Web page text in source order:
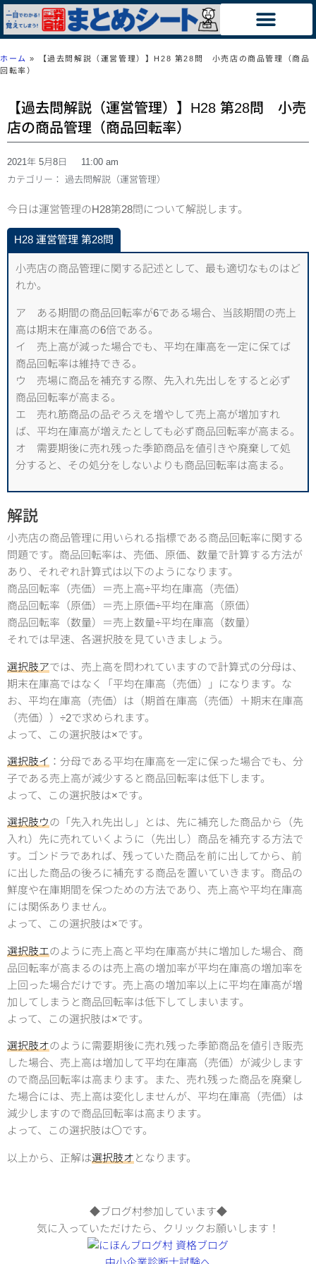
ホーム »
【過去問解説（運営管理）】H28 第28問 小売店の商品管理（商品
回転率）
【過去問解説（運営管理）】H28 第28問 小売
店の商品管理（商品回転率）
2021年 5月8日
11:00 am
カテゴリー： 過去問解説（運営管理）
今日は運営管理のH28第28問について解説します。
H28 運営管理 第28問
小売店の商品管理に関する記述として、最も適切なものはど
れか。
ア ある期間の商品回転率が6である場合、当該期間の売上
高は期末在庫高の6倍である。
イ 売上高が減った場合でも、平均在庫高を一定に保てば
商品回転率は維持できる。
ウ 売場に商品を補充する際、先入れ先出しをすると必ず
商品回転率が高まる。
エ 売れ筋商品の品ぞろえを増やして売上高が増加すれ
ば、平均在庫高が増えたとしても必ず商品回転率が高まる。
オ 需要期後に売れ残った季節商品を値引きや廃棄して処
分すると、その処分をしないよりも商品回転率は高まる。
解説
小売店の商品管理に用いられる指標である商品回転率に関する
問題です。商品回転率は、売価、原価、数量で計算する方法が
あり、それぞれ計算式は以下のようになります。
商品回転率（売価）＝売上高÷平均在庫高（売価）
商品回転率（原価）＝売上原価÷平均在庫高（原価）
商品回転率（数量）＝売上数量÷平均在庫高（数量）
それでは早速、各選択肢を見ていきましょう。
選択肢アでは、売上高を問われていますので計算式の分母は、
期末在庫高ではなく「平均在庫高（売価）」になります。な
お、平均在庫高（売価）は（期首在庫高（売価）＋期末在庫高
（売価））÷2で求められます。
よって、この選択肢は×です。
選択肢イ ：分母である平均在庫高を一定に保った場合でも、分
子である売上高が減少すると商品回転率は低下します。
よって、この選択肢は×です。
選択肢ウの「先入れ先出し」とは、先に補充した商品から（先
入れ）先に売れていくように（先出し）商品を補充する方法で
す。ゴンドラであれば、残っていた商品を前に出してから、前
に出した商品の後ろに補充する商品を置いていきます。商品の
鮮度や在庫期間を保つための方法であり、売上高や平均在庫高
には関係ありません。
よって、この選択肢は×です。
選択肢エのように売上高と平均在庫高が共に増加した場合、商
品回転率が高まるのは売上高の増加率が平均在庫高の増加率を
上回った場合だけです。売上高の増加率以上に平均在庫高が増
加してしまうと商品回転率は低下してしまいます。
よって、この選択肢は×です。
選択肢オのように需要期後に売れ残った季節商品を値引き販売
した場合、売上高は増加して平均在庫高（売価）が減少します
ので商品回転率は高まります。また、売れ残った商品を廃棄し
た場合には、売上高は変化しませんが、平均在庫高（売価）は
減少しますので商品回転率は高まります。
よって、この選択肢は〇です。
以上から、正解は選択肢オ となります。
◆ブログ村参加しています◆
気に入っていただけたら、クリックお願いします！